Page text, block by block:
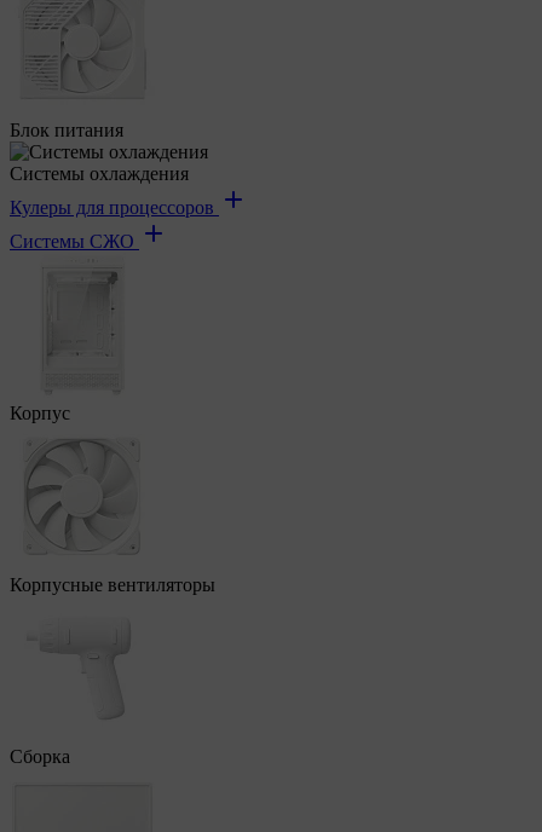
Блок питания
Системы охлаждения
Кулеры для процессоров
Системы СЖО
Корпус
Корпусные вентиляторы
Сборка